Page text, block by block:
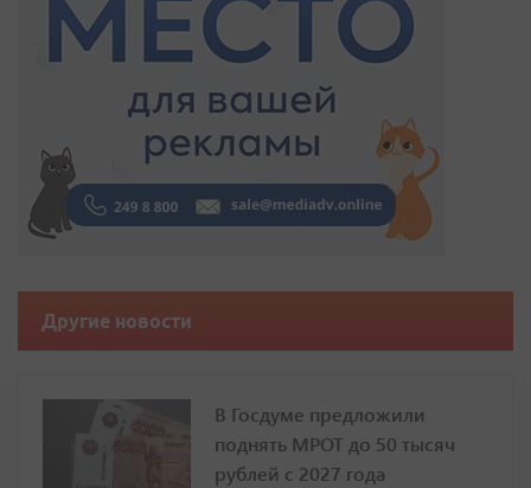
Другие новости
В Госдуме предложили
поднять МРОТ до 50 тысяч
рублей с 2027 года